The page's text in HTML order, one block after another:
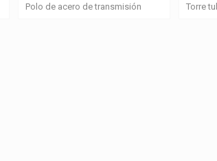
Polo de acero de transmisión Torre